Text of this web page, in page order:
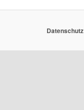
Datenschutz